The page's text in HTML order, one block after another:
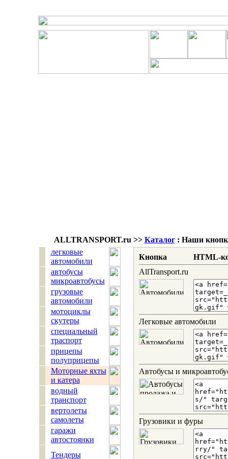
ALLTRANSPORT.ru >> Каталог: Наши
легковые
автомобили
автобусы
микроавтобусы
грузовые
автомобили
мотоциклы
скутеры
специальный
траспорт
прицепы
полуприцепы
Моторные яхты
и катера
водный
транспорт
вертолеты
самолеты
гаражи
автостоянки
Тендеры
Кнопка
HTML-
AllTransport.ru
Легковые автомобили
Автобусы и
Грузовики и фуры